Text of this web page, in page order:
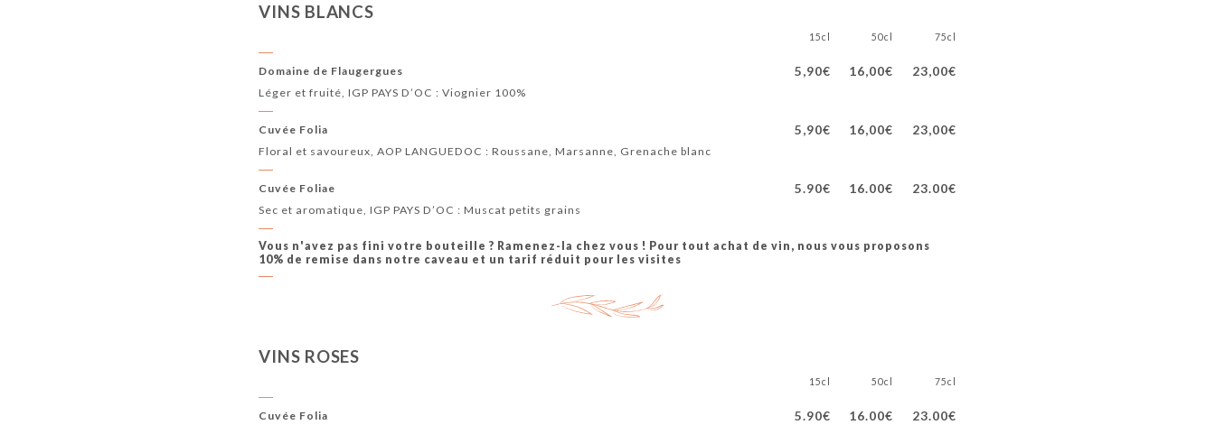
VINS BLANCS
15cl 50cl 75cl
Domaine de Flaugergues 5,90€ 16,00€ 23,00€
Léger et fruité, IGP PAYS D’OC : Viognier 100%
Cuvée Folia 5,90€ 16,00€ 23,00€
Floral et savoureux, AOP LANGUEDOC : Roussane, Marsanne, Grenache blanc
Cuvée Foliae 5.90€ 16.00€ 23.00€
Sec et aromatique, IGP PAYS D’OC : Muscat petits grains
Vous n'avez pas fini votre bouteille ? Ramenez-la chez vous ! Pour tout achat de vin, nous vous proposons
10% de remise dans notre caveau et un tarif réduit pour les visites
VINS ROSES
15cl 50cl 75cl
Cuvée Folia 5.90€ 16.00€ 23.00€